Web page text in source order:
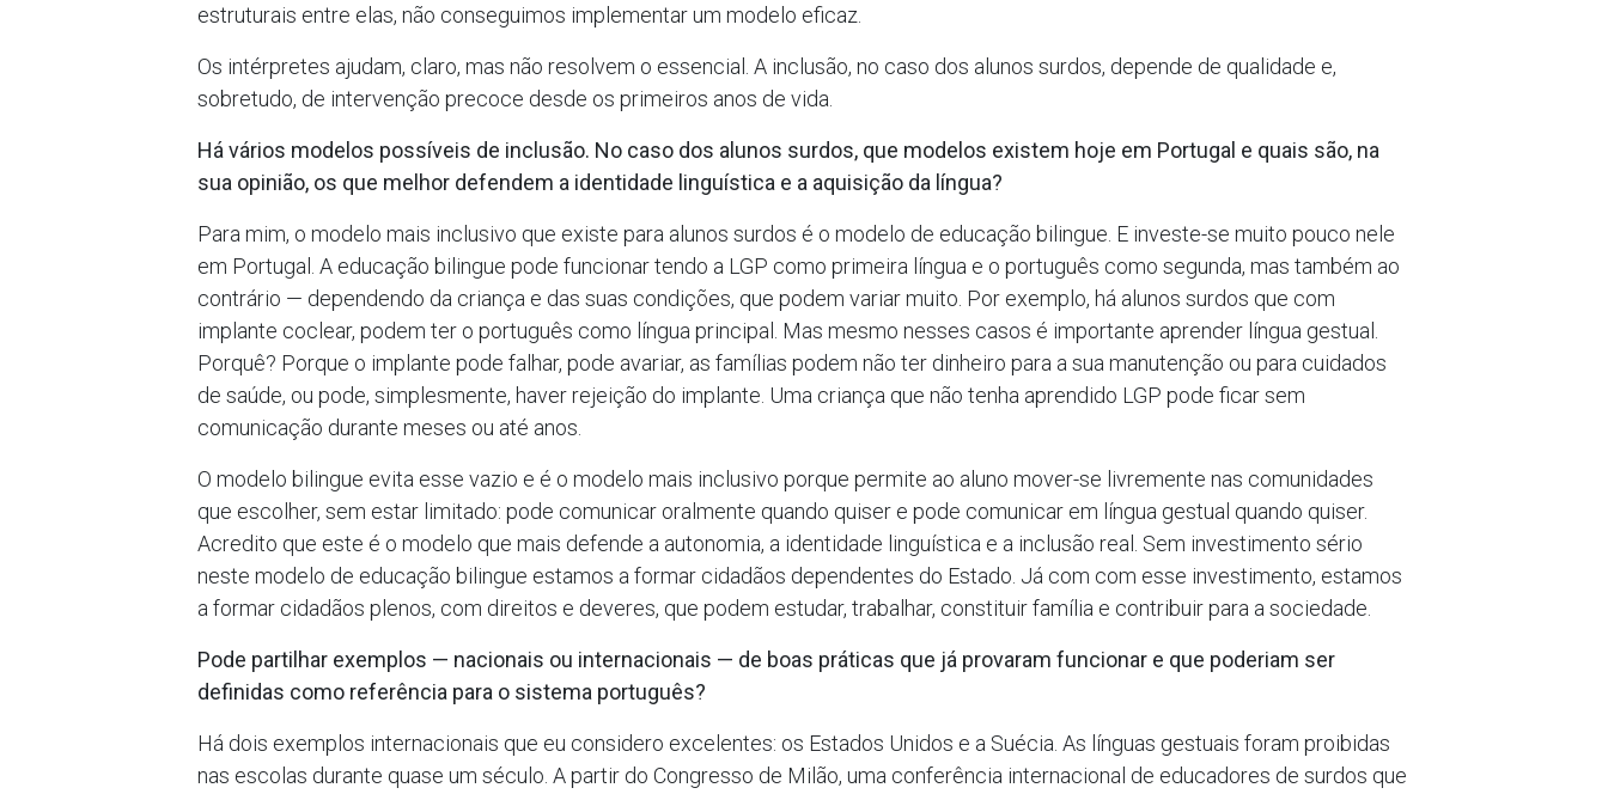
estruturais entre elas, não conseguimos implementar um modelo eficaz.
Os intérpretes ajudam, claro, mas não resolvem o essencial. A inclusão, no caso dos alunos surdos, depende de qualidade e,
sobretudo, de intervenção precoce desde os primeiros anos de vida.
Há vários modelos possíveis de inclusão. No caso dos alunos surdos, que modelos existem hoje em Portugal e quais são, na
sua opinião, os que melhor defendem a identidade linguística e a aquisição da língua?
Para mim, o modelo mais inclusivo que existe para alunos surdos é o modelo de educação bilingue. E investe-se muito pouco nele
em Portugal. A educação bilingue pode funcionar tendo a LGP como primeira língua e o português como segunda, mas também ao
contrário — dependendo da criança e das suas condições, que podem variar muito. Por exemplo, há alunos surdos que com
implante coclear, podem ter o português como língua principal. Mas mesmo nesses casos é importante aprender língua gestual.
Porquê? Porque o implante pode falhar, pode avariar, as famílias podem não ter dinheiro para a sua manutenção ou para cuidados
de saúde, ou pode, simplesmente, haver rejeição do implante. Uma criança que não tenha aprendido LGP pode ficar sem
comunicação durante meses ou até anos.
O modelo bilingue evita esse vazio e é o modelo mais inclusivo porque permite ao aluno mover-se livremente nas comunidades
que escolher, sem estar limitado: pode comunicar oralmente quando quiser e pode comunicar em língua gestual quando quiser.
Acredito que este é o modelo que mais defende a autonomia, a identidade linguística e a inclusão real. Sem investimento sério
neste modelo de educação bilingue estamos a formar cidadãos dependentes do Estado. Já com com esse investimento, estamos
a formar cidadãos plenos, com direitos e deveres, que podem estudar, trabalhar, constituir família e contribuir para a sociedade.
Pode partilhar exemplos — nacionais ou internacionais — de boas práticas que já provaram funcionar e que poderiam ser
definidas como referência para o sistema português?
Há dois exemplos internacionais que eu considero excelentes: os Estados Unidos e a Suécia. As línguas gestuais foram proibidas
nas escolas durante quase um século. A partir do Congresso de Milão, uma conferência internacional de educadores de surdos que